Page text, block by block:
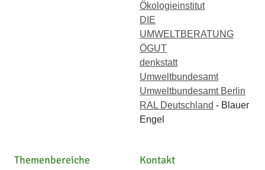
Ökologieinstitut
DIE
UMWELTBERATUNG
ÖGUT
denkstatt
Umweltbundesamt
Umweltbundesamt Berlin
RAL Deutschland - Blauer
Engel
Themenbereiche
Kontakt